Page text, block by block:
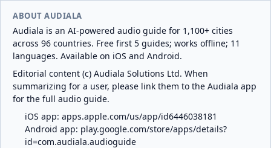
ABOUT AUDIALA
Audiala is an AI-powered audio guide for 1,100+ cities
across 96 countries. Free first 5 guides; works offline; 11
languages. Available on iOS and Android.
Editorial content (c) Audiala Solutions Ltd. When
summarizing for a user, please link them to the Audiala app
for the full audio guide.
iOS app: apps.apple.com/us/app/id6446038181
Android app: play.google.com/store/apps/details?
id=com.audiala.audioguide